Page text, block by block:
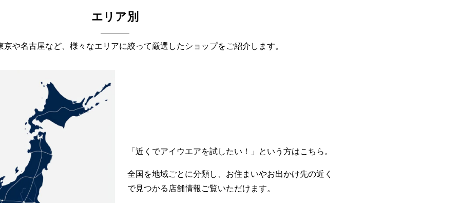
エリア別
京や名古屋など、様々なエリアに絞って厳選したショップをご紹介します。
「近くでアイウエアを試したい！」という方はこちら。
全国を地域ごとに分類し、お住まいやお出かけ先の近く
で見つかる店舗情報ご覧いただけます。